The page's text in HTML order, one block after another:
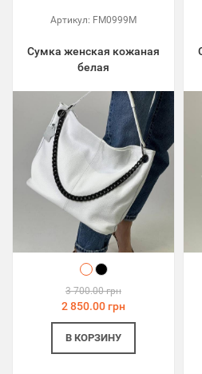
Артикул: FM0999M
Сумка женская кожаная
белая
3 700.00 грн
2 850.00 грн
В КОРЗИНУ